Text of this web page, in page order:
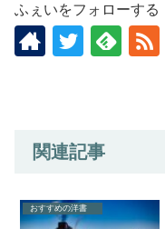
ふぇいをフォローする
関連記事
おすすめの洋書